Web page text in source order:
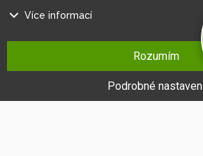
Pro zákazníka
Obchodní podmínky
Více informací
Na našem webu používáme několik
Ty jsou nezbytně nutné pro fungování webu
rozhodnete využívat. Bez nich by náš web
Rozumím
Podrobné